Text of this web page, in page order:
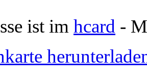
ist im hcard -